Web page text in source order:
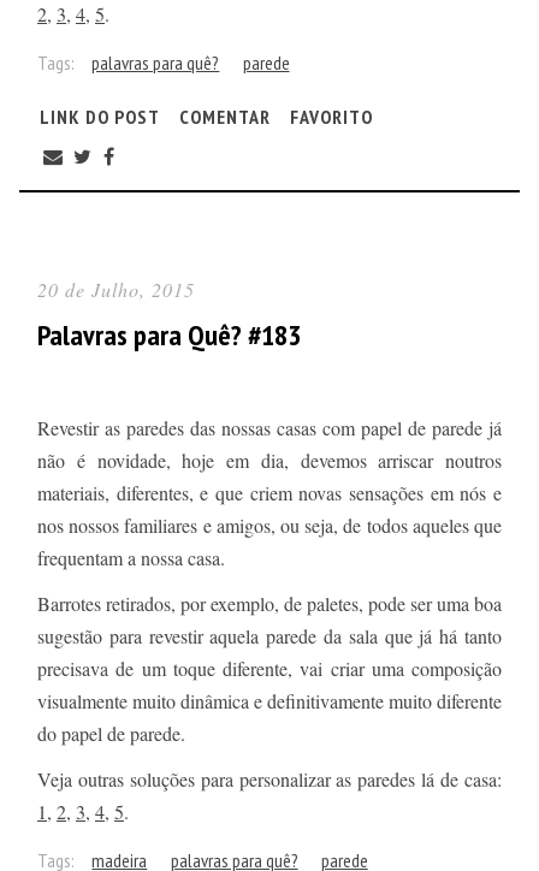
2, 3, 4, 5.
Tags: palavras para quê? parede
LINK DO POST COMENTAR FAVORITO
20 de Julho, 2015
Palavras para Quê? #183
Revestir as paredes das nossas casas com papel de parede já
não é novidade, hoje em dia, devemos arriscar noutros
materiais, diferentes, e que criem novas sensações em nós e
nos nossos familiares e amigos, ou seja, de todos aqueles que
frequentam a nossa casa.
Barrotes retirados, por exemplo, de paletes, pode ser uma boa
sugestão para revestir aquela parede da sala que já há tanto
precisava de um toque diferente, vai criar uma composição
visualmente muito dinâmica e definitivamente muito diferente
do papel de parede.
Veja outras soluções para personalizar as paredes lá de casa:
1, 2, 3, 4, 5.
Tags: madeira palavras para quê? parede